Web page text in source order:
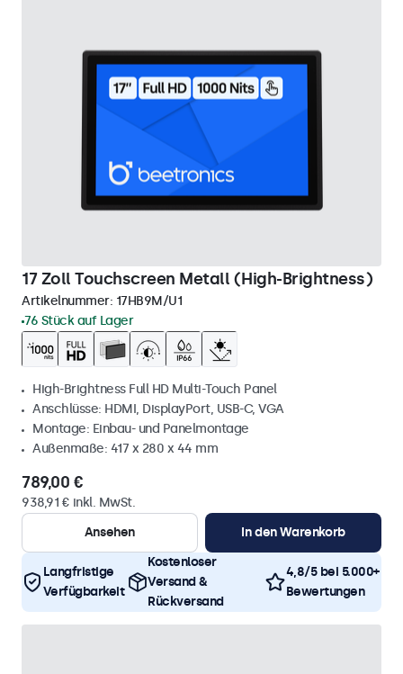
17 Zoll Touchscreen Metall (High-Brightness)
Artikelnummer: 17HB9M/U1
76 Stück auf Lager
High-Brightness Full HD Multi-Touch Panel
Anschlüsse: HDMI, DisplayPort, USB-C, VGA
Montage: Einbau- und Panelmontage
Außenmaße: 417 x 280 x 44 mm
789,00 €
938,91 € inkl. MwSt.
Ansehen
In den Warenkorb
Langfristige
Verfügbarkeit
Kostenloser
Versand &
Rückversand
4,8/5 bei 5.000+
Bewertungen